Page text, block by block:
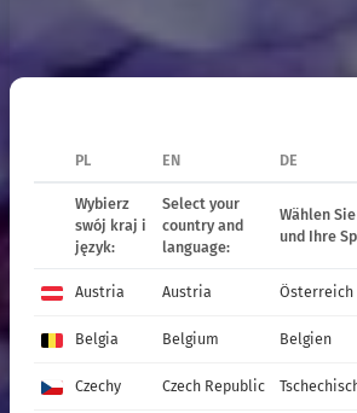
und
PL EN DE
Wybierz
swój kraj i
język:
Select your
country and
language:
Wählen
und Ihre
Austria Austria Österreich
Belgia Belgium Belgien
Czechy Czech Republic